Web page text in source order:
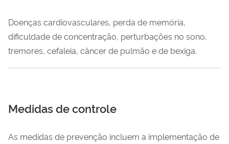
Doenças cardiovasculares, perda de memória,
dificuldade de concentração, perturbações no sono,
tremores, cefaleia, câncer de pulmão e de bexiga.
Medidas de controle
As medidas de prevenção incluem a implementação de